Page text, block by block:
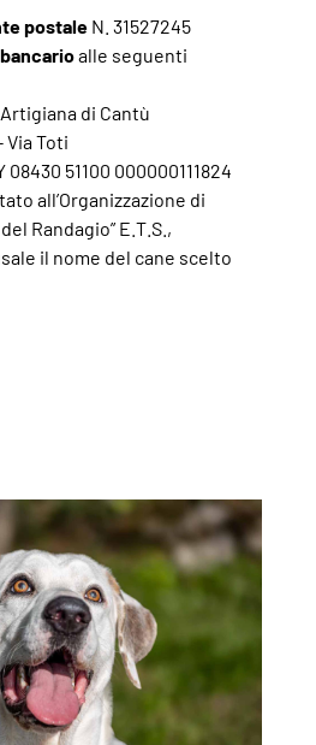
postale N. 31527245
alle seguenti
di Cantù
Via Toti
08430 51100 000000111824
all’Organizzazione di
Randagio” E.T.S.,
il nome del cane scelto